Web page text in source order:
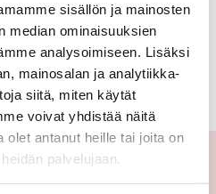
sisällön ja mainosten
median ominaisuuksien
analysoimiseen. Lisäksi
mainosalan ja analytiikka-
siitä, miten käytät
voivat yhdistää näitä
olet antanut heille tai joita on
palvelujaan.